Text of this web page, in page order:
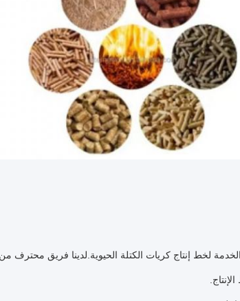
لخط إنتاج كريات الكتلة الحيوية.لدينا فريق محترف